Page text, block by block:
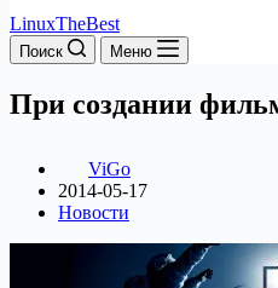
LinuxTheBest
Поиск Меню
При создании
ViGo
2014-05-17
Новости